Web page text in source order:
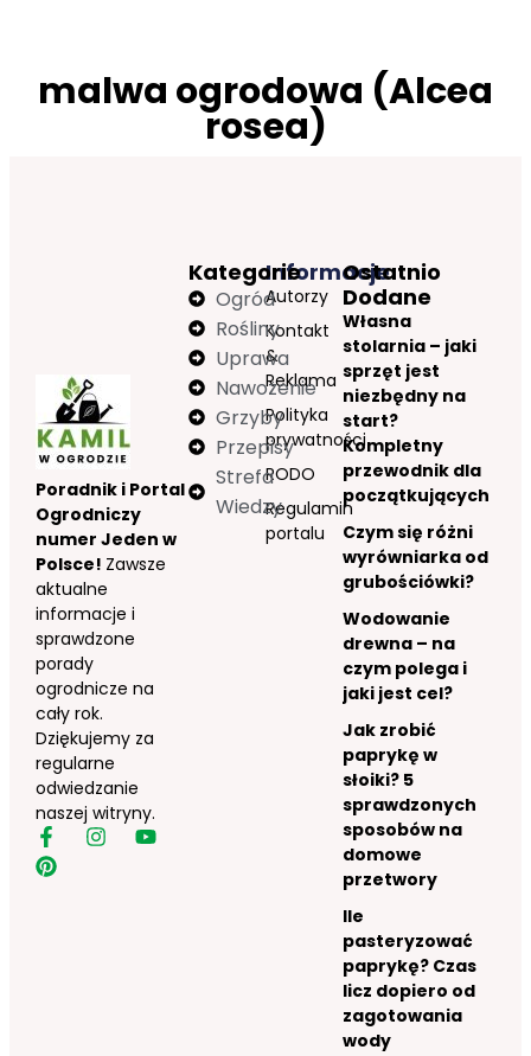
malwa ogrodowa (Alcea
rosea)
Poradnik i Portal
Ogrodniczy
numer Jeden w
Polsce! Zawsze
aktualne
informacje i
sprawdzone
porady
ogrodnicze na
cały rok.
Dziękujemy za
regularne
odwiedzanie
naszej witryny.
Informacje
Autorzy
Kontakt
&
Reklama
Polityka
prywatności
RODO
Regulamin
portalu
Kategorie
Ogród
Rośliny
Uprawa
Nawożenie
Grzyby
Przepisy
Strefa
Wiedzy
Ostatnio
Dodane
Własna
stolarnia – jaki
sprzęt jest
niezbędny na
start?
Kompletny
przewodnik dla
początkujących
Czym się różni
wyrówniarka od
grubościówki?
Wodowanie
drewna – na
czym polega i
jaki jest cel?
Jak zrobić
paprykę w
słoiki? 5
sprawdzonych
sposobów na
domowe
przetwory
Ile
pasteryzować
paprykę? Czas
licz dopiero od
zagotowania
wody